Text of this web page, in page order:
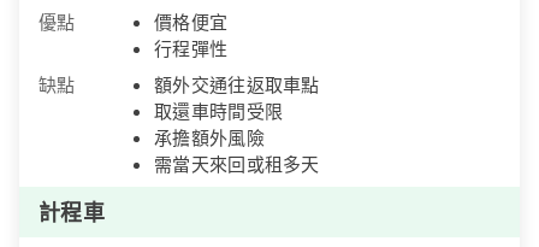
優點
價格便宜
行程彈性
缺點
額外交通往返取車點
取還車時間受限
承擔額外風險
需當天來回或租多天
計程車